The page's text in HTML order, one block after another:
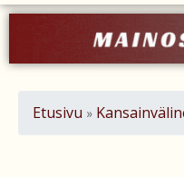
Kimi ja Minttu Räikkönen
Etusivu »